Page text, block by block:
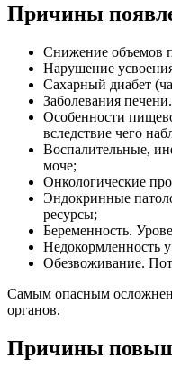
Причины
Снижение объемов
Нарушение
Сахарный диабет
Заболевания
Особенности
вследствие чего
Воспалительные,
моче;
Онкологические
Эндокринные
ресурсы;
Беременность.
Недокормленность
Обезвоживание.
Самым опасным
органов.
Причины